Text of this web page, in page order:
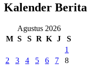
Kalender Berita
Agustus 2026
M S S R K J
S
1
2
3 4 5 6 7
8